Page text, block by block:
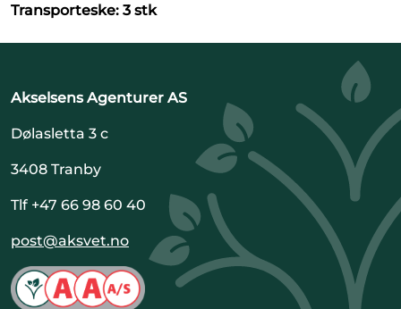
Transporteske: 3 stk
Akselsens Agenturer AS
Dølasletta 3 c
3408 Tranby
Tlf +47 66 98 60 40
post@aksvet.no